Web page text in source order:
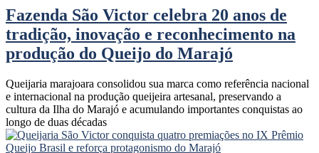
Fazenda São Victor celebra 20 anos de
tradição, inovação e reconhecimento na
produção do Queijo do Marajó
Queijaria marajoara consolidou sua marca como referência nacional
e internacional na produção queijeira artesanal, preservando a
cultura da Ilha do Marajó e acumulando importantes conquistas ao
longo de duas décadas